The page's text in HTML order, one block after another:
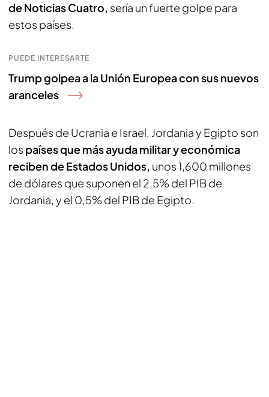
de Noticias Cuatro, sería un fuerte golpe para
estos países.
PUEDE INTERESARTE
Trump golpea a la Unión Europea con sus nuevos
aranceles
Después de Ucrania e Israel, Jordania y Egipto son
los países que más ayuda militar y económica
reciben de Estados Unidos, unos 1,600 millones
de dólares que suponen el 2,5% del PIB de
Jordania, y el 0,5% del PIB de Egipto.